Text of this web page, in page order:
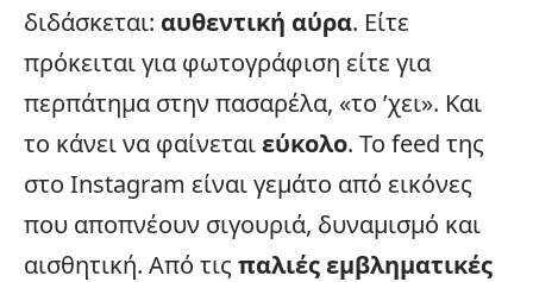
διδάσκεται: αυθεντική αύρα. Είτε
πρόκειται για φωτογράφιση είτε για
περπάτημα στην πασαρέλα, «το ’χει». Και
το κάνει να φαίνεταιεύκολο. Το feed της
στο Instagram είναι γεμάτο από εικόνες
που αποπνέουν σιγουριά, δυναμισμό και
αισθητική. Από τις παλιές εμβληματικές